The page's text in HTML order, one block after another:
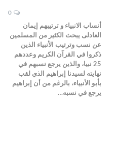
0
أنساب الانبياء و ترتيبهم إيمان
العادلى يبحث الكثير من المسلمين
عن نسب وترتيب الأنبياء الذين
ذكروا في القرآن الكريم وعددهم
25 نبيا، والذين يرجع نسبهم في
نهايته لسيدنا إبراهيم الذي لقب
بأبو الأنبياء، بالرغم من أن إبراهيم
يرجع في نسبه…